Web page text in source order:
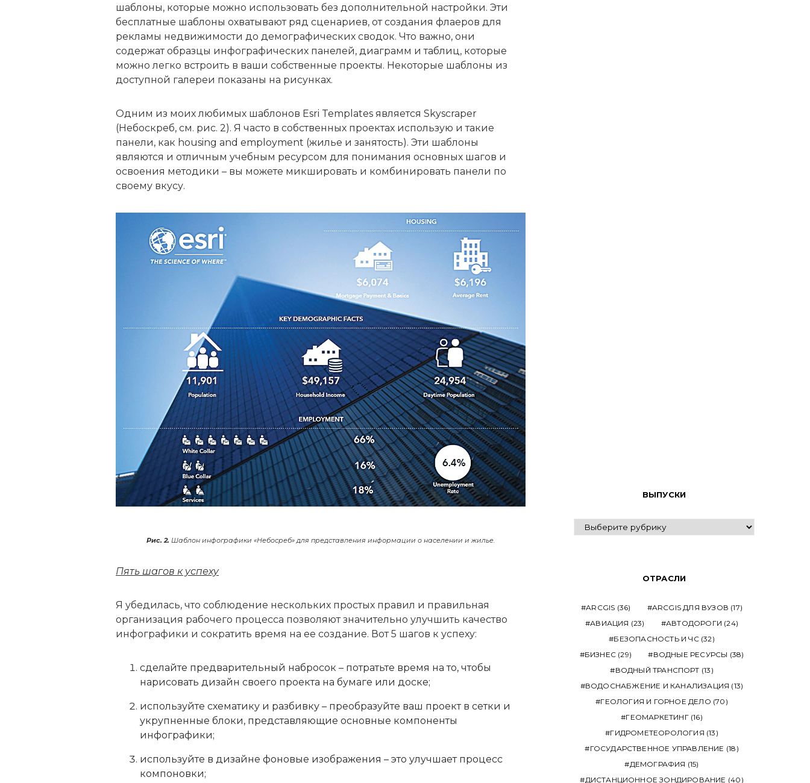
шаблоны, которые можно использовать без дополнительной настройки. Эти
бесплатные шаблоны охватывают ряд сценариев, от создания флаеров для
рекламы недвижимости до демографических сводок. Что важно, они
содержат образцы инфографических панелей, диаграмм и таблиц, которые
можно легко встроить в ваши собственные проекты. Некоторые шаблоны из
доступной галереи показаны на рисунках.
Одним из моих любимых шаблонов Esri Templates является Skyscraper
(Небоскреб, см. рис. 2). Я часто в собственных проектах использую и такие
панели, как housing and employment (жилье и занятость). Эти шаблоны
являются и отличным учебным ресурсом для понимания основных шагов и
освоения методики – вы можете микшировать и комбинировать панели по
своему вкусу.
Рис. 2. Шаблон инфографики «Небосреб» для представления информации о населении и жилье.
Пять шагов к успеху
Я убедилась, что соблюдение нескольких простых правил и правильная
организация рабочего процесса позволяют значительно улучшить качество
инфографики и сократить время на ее создание. Вот 5 шагов к успеху:
сделайте предварительный набросок – потратьте время на то, чтобы
нарисовать дизайн своего проекта на бумаге или доске;
используйте схематику и разбивку – преобразуйте ваш проект в сетки и
укрупненные блоки, представляющие основные компоненты
инфографики;
используйте в дизайне фоновые изображения – это улучшает процесс
компоновки;
ВЫПУСКИ
ВЫПУСКИ
ОТРАСЛИ
ARCGIS (36) ARCGIS ДЛЯ ВУЗОВ (17)
АВИАЦИЯ (23) АВТОДОРОГИ (24)
БЕЗОПАСНОСТЬ И ЧС(32)
БИЗНЕС (29) ВОДНЫЕ РЕСУРСЫ (38)
ВОДНЫЙ ТРАНСПОРТ (13)
ВОДОСНАБЖЕНИЕ И КАНАЛИЗАЦИЯ (13)
ГЕОЛОГИЯ И ГОРНОЕ ДЕЛО (70)
ГЕОМАРКЕТИНГ(16)
ГИДРОМЕТЕОРОЛОГИЯ (13)
ГОСУДАРСТВЕННОЕ УПРАВЛЕНИЕ (18)
ДЕМОГРАФИЯ (15)
ДИСТАНЦИОННОЕ ЗОНДИРОВАНИЕ (40)